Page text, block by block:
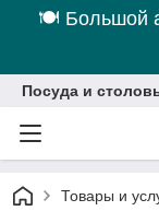
🍽 Большой
Посуда и
Товары и